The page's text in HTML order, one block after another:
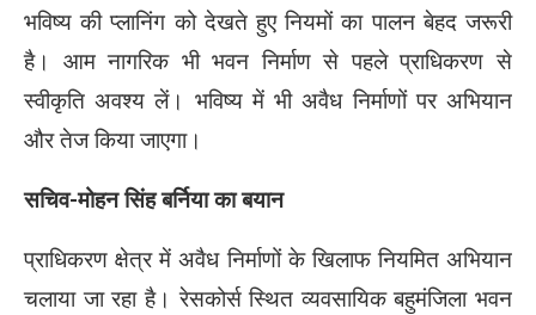
भविष्य की प्लानिंग को देखते हुए नियमों का पालन बेहद जरूरी
है। आम नागरिक भी भवन निर्माण से पहले प्राधिकरण से
स्वीकृति अवश्य लें। भविष्य में भी अवैध निर्माणों पर अभियान
और तेज किया जाएगा।
सचिव-मोहन सिंह बर्निया का बयान
प्राधिकरण क्षेत्र में अवैध निर्माणों के खिलाफ नियमित अभियान
चलाया जा रहा है। रेसकोर्स स्थित व्यवसायिक बहुमंजिला भवन